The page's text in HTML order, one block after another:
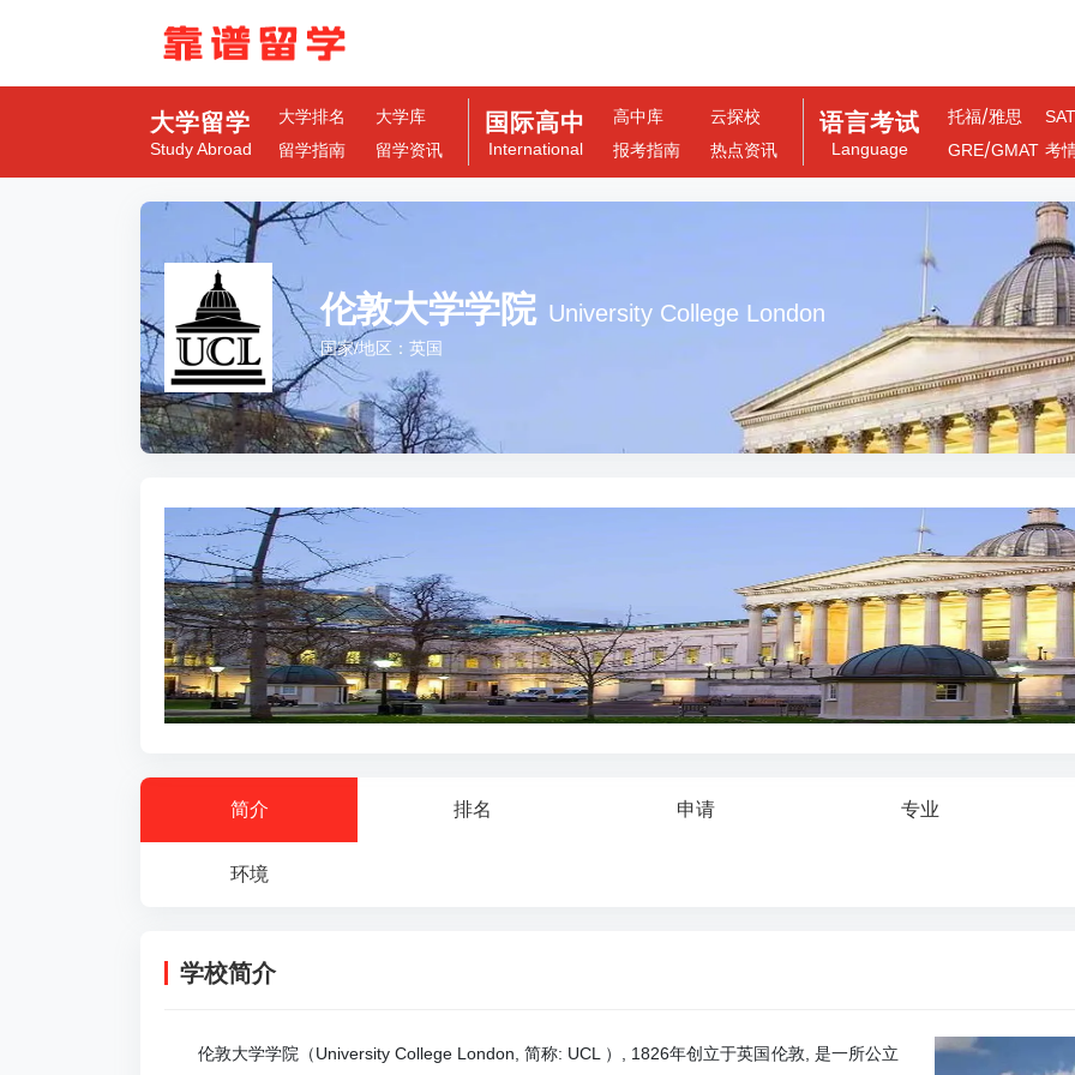
大学留学
Study Abroad
大学排名
大学库
留学指南
留学资讯
国际高中
International
高中库
云探校
报考指南
热点资讯
语言考试
Language
托福/雅思
SAT
GRE/GMAT 考
伦敦大学学院 University College London
国家/地区：英国
简介 排名 申请 专业
环境
学校简介
伦敦大学学院（University College London, 简称: UCL ）, 1826年创立于英国伦敦, 是一所公立